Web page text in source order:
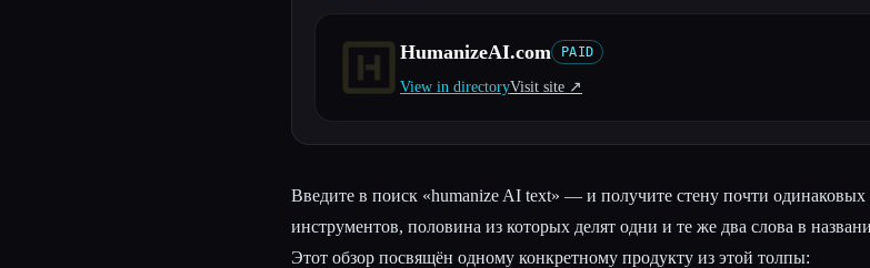
HumanizeAI.com PAID
View in directoryVisit site ↗︎
Введите в поиск «humanize AI text» — и получите стену почти одинаковых
инструментов, половина из которых делят одни и те же два слова в
Этот обзор посвящён одному конкретному продукту из этой толпы: